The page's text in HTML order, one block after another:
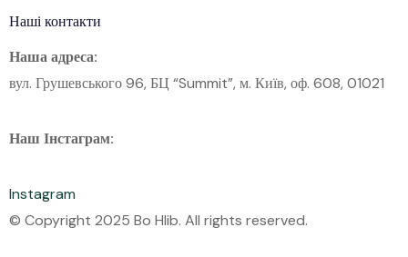
Наші контакти
Наша адреса:
вул. Грушевського 96, БЦ “Summit”, м. Київ, оф. 608, 01021
Наш Інстаграм:
Instagram
© Copyright 2025 Bo Hlib. All rights reserved.